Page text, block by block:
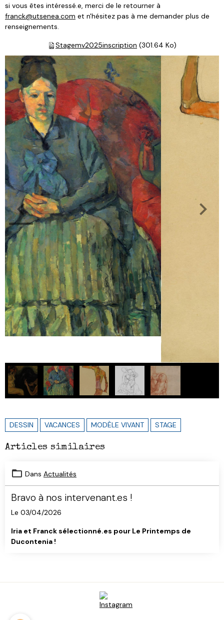
si vous êtes intéressé.e, merci de le retourner à
franck@utsenea.com et n'hésitez pas à me demander plus de
renseignements.
Stagemv2025inscription (301.64 Ko)
DESSIN VACANCES MODÈLE VIVANT STAGE
Articles similaires
Dans Actualités
Bravo à nos intervenant.es !
Le 03/04/2026
Iria et Franck sélectionné.es pour Le Printemps de
Ducontenia !